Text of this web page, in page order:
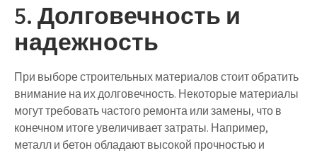
5. Долговечность и
надежность
При выборе строительных материалов стоит обратить
внимание на их долговечность. Некоторые материалы
могут требовать частого ремонта или замены, что в
конечном итоге увеличивает затраты. Например,
металл и бетон обладают высокой прочностью и